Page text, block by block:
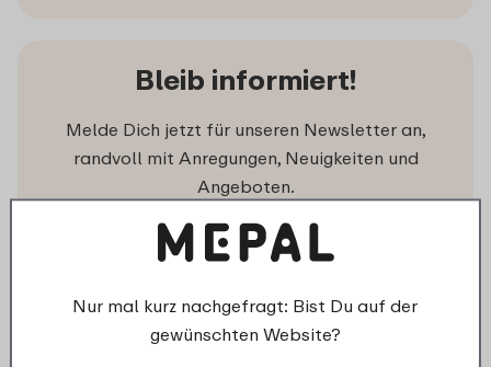
Bleib informiert!
Melde Dich jetzt für unseren Newsletter an,
randvoll mit Anregungen, Neuigkeiten und
Angeboten.
Nur mal kurz nachgefragt: Bist Du auf der
gewünschten Website?